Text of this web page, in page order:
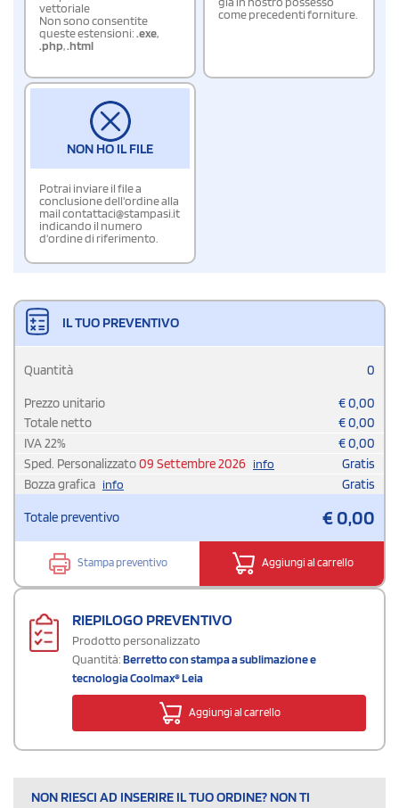
vettoriale
Non sono consentite
queste estensioni:.exe,
.php,.html
come precedenti forniture.
NON HO IL FILE
Potrai inviare il file a
conclusione dell'ordine alla
mail contattaci@stampasi.it
indicando il numero
d'ordine di riferimento.
IL TUO PREVENTIVO
Quantità 0
Prezzo unitario €0,00
Totale netto
€0,00
IVA22% €0,00
Sped. Personalizzato09 Settembre 2026 info
Gratis
Bozza grafica info Gratis
Totale preventivo €0,00
Stampa preventivo Aggiungi al carrello
RIEPILOGO PREVENTIVO
Prodotto personalizzato
Quantità:Berretto con stampa a sublimazione e
tecnologia Coolmax® Leia
Aggiungi al carrello
NON RIESCI AD INSERIRE IL TUO ORDINE? NON TI